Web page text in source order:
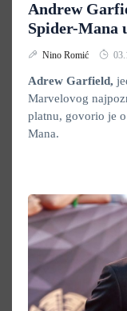
Andrew
Spider-Mana
Nino Romić
Adrew Garfield,
Marvelovog
platnu, govorio je
Mana.